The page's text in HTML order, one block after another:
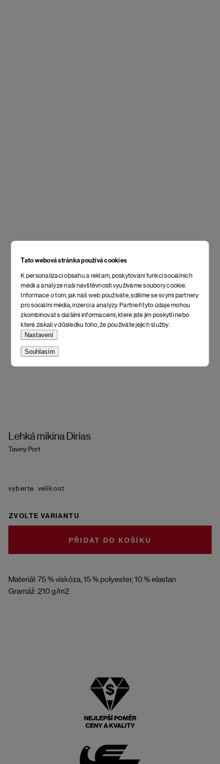
Tato webová stránka používá cookies
K personalizaci obsahu a reklam, poskytování funkcí sociálních
médií a analýze naší návštěvnosti využíváme soubory cookie.
Informace o tom, jak náš web používáte, sdílíme se svými partnery
pro sociální média, inzerci a analýzy. Partneři tyto údaje mohou
zkombinovat s dalšími informacemi, které jste jim poskytli nebo
které získali v důsledku toho, že používáte jejich služby.
Nastavení
Souhlasím
Lehká mikina Dirias
Tawny Port
Materiál: 75 % viskóza, 15 % polyester, 10 % elastan
Gramáž: 210 g/m2
velikost
ZVOLTE VARIANTU
DO KOŠÍKU
NEJLEPŠÍ POMĚR
CENY A KVALITY